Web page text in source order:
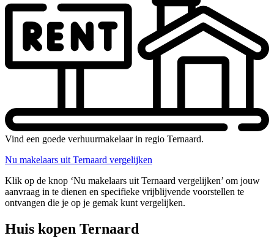
Vind een goede verhuurmakelaar in regio Ternaard.
Nu makelaars uit Ternaard vergelijken
Klik op de knop ‘Nu makelaars uit Ternaard vergelijken’ om jouw
aanvraag in te dienen en specifieke vrijblijvende voorstellen te
ontvangen die je op je gemak kunt vergelijken.
Huis kopen Ternaard